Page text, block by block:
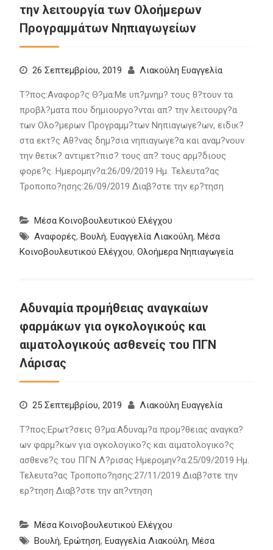
την λειτουργία των Ολοήμερων
Προγραμμάτων Νηπιαγωγείων
26 Σεπτεμβρίου, 2019 Λιακούλη Ευαγγελία
Τ?πος:Αναφορ?ς Θ?μα:Με υπ?μνημ? τους θ?τουν τα
προβλ?ματα που δημιουργο?νται απ? την λειτουργ?α
των Ολο?μερων Προγραμμ?των Νηπιαγωγε?ων, ειδικ?
στα εκτ?ς Αθ?νας δημ?σια νηπιαγωγε?α και αναμ?νουν
την θετικ? αντιμετ?πισ? τους απ? τους αρμ?διους
φορε?ς. Ημερομην?α:26/09/2019 Ημ. Τελευτα?ας
Τροποπο?ησης:26/09/2019 Διαβ?στε την ερ?τηση
Μέσα Κοινοβουλευτικού Ελέγχου
Αναφορές, Βουλή, Ευαγγελία Λιακούλη, Μέσα
Κοινοβουλευτικού Ελέγχου, Ολοήμερα Νηπιαγωγεία
Αδυναμία προμήθειας αναγκαίων
φαρμάκων για ογκολογικούς και
αιματολογικούς ασθενείς του ΠΓΝ
Λάρισας
25 Σεπτεμβρίου, 2019 Λιακούλη Ευαγγελία
Τ?πος:Ερωτ?σεις Θ?μα:Αδυναμ?α προμ?θειας αναγκα?
ων φαρμ?κων για ογκολογικο?ς και αιματολογικο?ς
ασθενε?ς του ΠΓΝ Λ?ρισας Ημερομην?α:25/09/2019 Ημ.
Τελευτα?ας Τροποπο?ησης:27/11/2019 Διαβ?στε την
ερ?τηση Διαβ?στε την απ?ντηση
Μέσα Κοινοβουλευτικού Ελέγχου
Βουλή, Ερώτηση, Ευαγγελία Λιακούλη, Μέσα